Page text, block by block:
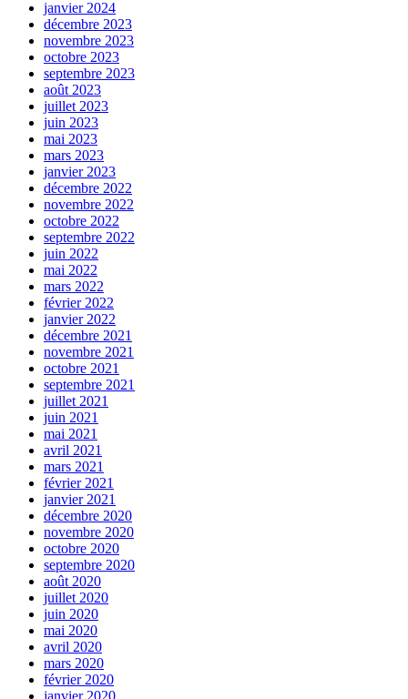
janvier 2024
décembre 2023
novembre 2023
octobre 2023
septembre 2023
août 2023
juillet 2023
juin 2023
mai 2023
mars 2023
janvier 2023
décembre 2022
novembre 2022
octobre 2022
septembre 2022
juin 2022
mai 2022
mars 2022
février 2022
janvier 2022
décembre 2021
novembre 2021
octobre 2021
septembre 2021
juillet 2021
juin 2021
mai 2021
avril 2021
mars 2021
février 2021
janvier 2021
décembre 2020
novembre 2020
octobre 2020
septembre 2020
août 2020
juillet 2020
juin 2020
mai 2020
avril 2020
mars 2020
février 2020
janvier 2020